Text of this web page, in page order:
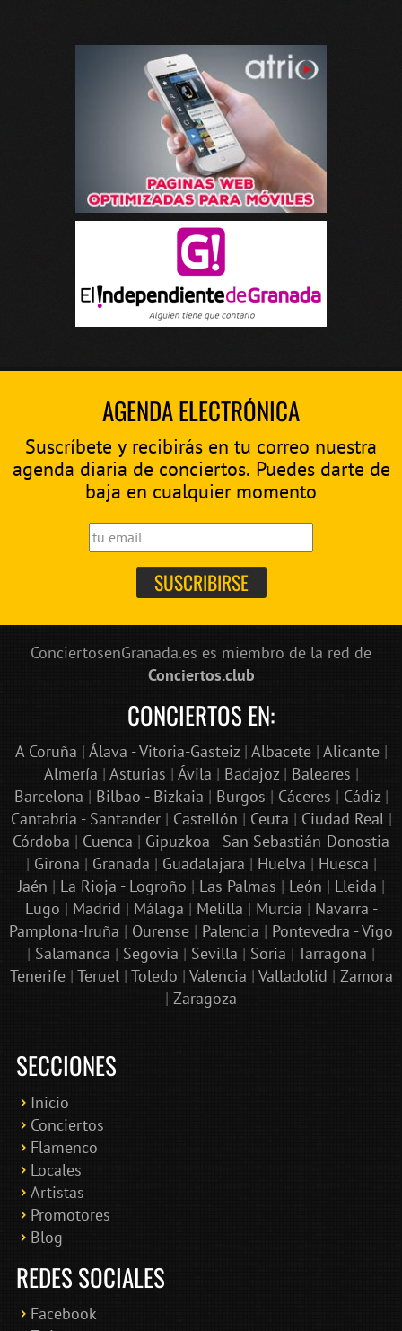
AGENDA ELECTRÓNICA
Suscríbete y recibirás en tu correo nuestra
agenda diaria de conciertos. Puedes darte de
baja en cualquier momento
ConciertosenGranada.es es miembro de la red de
Conciertos.club
CONCIERTOS EN:
A Coruña | Álava - Vitoria-Gasteiz| Albacete| Alicante|
Almería | Asturias | Ávila | Badajoz| Baleares |
Barcelona | Bilbao - Bizkaia | Burgos | Cáceres | Cádiz|
Cantabria - Santander| Castellón | Ceuta | Ciudad Real|
Córdoba | Cuenca | Gipuzkoa - San Sebastián-Donostia
| Girona | Granada | Guadalajara | Huelva | Huesca |
Jaén | La Rioja - Logroño | Las Palmas | León | Lleida |
Lugo | Madrid | Málaga | Melilla | Murcia | Navarra -
Pamplona-Iruña | Ourense | Palencia | Pontevedra - Vigo
| Salamanca | Segovia | Sevilla | Soria | Tarragona |
Tenerife| Teruel| Toledo | Valencia | Valladolid | Zamora
| Zaragoza
SECCIONES
Inicio
Conciertos
Flamenco
Locales
Artistas
Promotores
Blog
REDES SOCIALES
Facebook